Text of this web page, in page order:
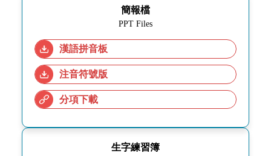
簡報檔
PPT Files
漢語拼音板
注音符號版
分項下載
生字練習簿